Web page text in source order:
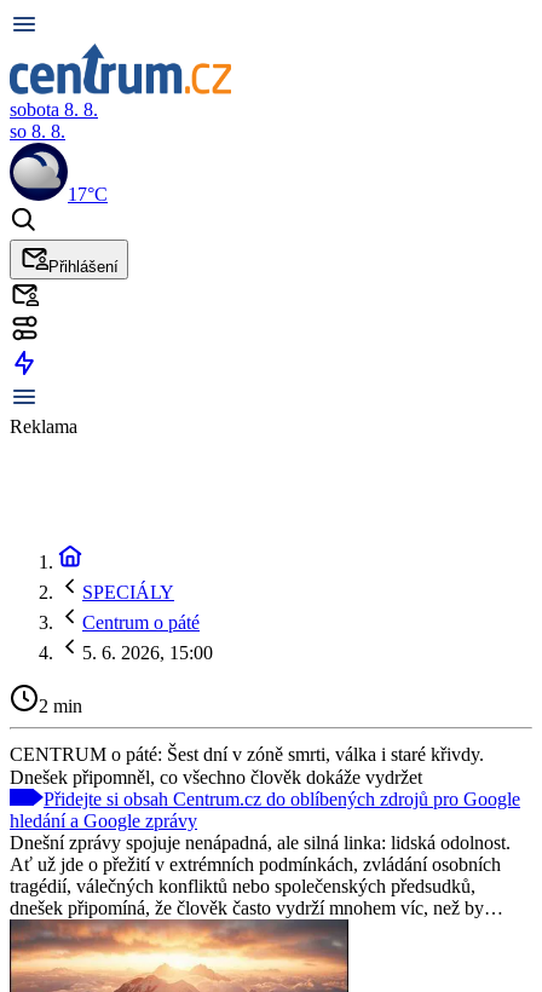
sobota 8. 8.
so 8. 8.
17°C
Přihlášení
Reklama
SPECIÁLY
Centrum o páté
5. 6. 2026, 15:00
2 min
CENTRUM o páté: Šest dní v zóně smrti, válka i staré křivdy.
Dnešek připomněl, co všechno člověk dokáže vydržet
Přidejte si obsah Centrum.cz do oblíbených zdrojů pro Google
hledání a Google zprávy
Dnešní zprávy spojuje nenápadná, ale silná linka: lidská odolnost.
Ať už jde o přežití v extrémních podmínkách, zvládání osobních
tragédií, válečných konfliktů nebo společenských předsudků,
dnešek připomíná, že člověk často vydrží mnohem víc, než by…